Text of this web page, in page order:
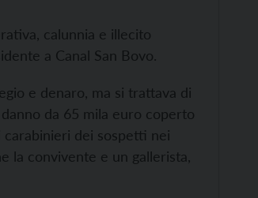
calunnia e illecito
a Canal San Bovo.
e denaro, ma si trattava di
da 65 mila euro coperto
carabinieri dei sospetti nei
la convivente e un gallerista,